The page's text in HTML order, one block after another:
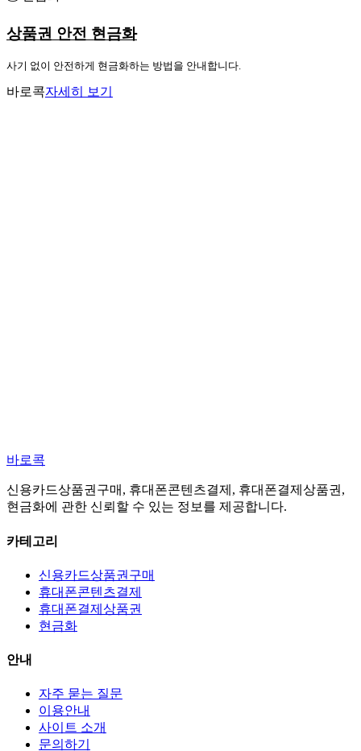
상품권 안전 현금화
사기 없이 안전하게 현금화하는 방법을 안내합니다.
바로콕자세히 보기
바로콕
신용카드상품권구매, 휴대폰콘텐츠결제, 휴대폰결제상품권,
현금화에 관한 신뢰할 수 있는 정보를 제공합니다.
카테고리
신용카드상품권구매
휴대폰콘텐츠결제
휴대폰결제상품권
현금화
안내
자주 묻는 질문
이용안내
사이트 소개
문의하기